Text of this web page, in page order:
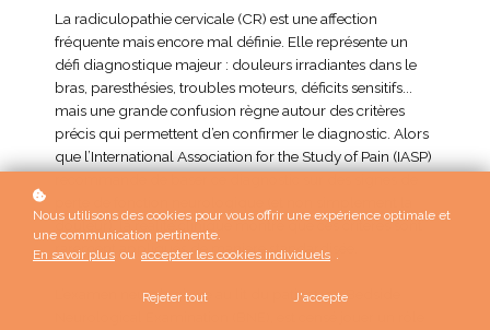
La radiculopathie cervicale (CR) est une affection
fréquente mais encore mal définie. Elle représente un
défi diagnostique majeur : douleurs irradiantes dans le
bras, paresthésies, troubles moteurs, déficits sensitifs...
mais une grande confusion règne autour des critères
précis qui permettent d’en confirmer le diagnostic. Alors
que l’International Association for the Study of Pain (IASP)
douleur), la réalité clinique montre que ces critères sont
rarement appliqués de manière standardisée.
L’examen neurologique au lit du patient, ou Bedside
Nous utilisons des cookies pour vous offrir une expérience optimale et
une communication pertinente.
En savoir plus ou accepter les cookies individuels .
Rejeter tout J'accepte